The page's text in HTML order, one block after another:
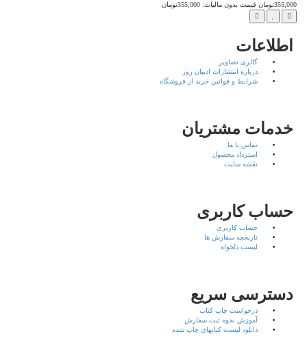
355,000تومان قیمت بدون مالیات: 355,000تومان
اطلاعات
گالری تصاویر
درباره انتشارات ادیبان روز
شرایط و قوانین خرید از فروشگاه
خدمات مشتریان
تماس با ما
استرداد محصول
نقشه سایت
حساب کاربری
حساب کاربری
تاریخچه سفارش ها
لیست دلخواه
دسترسی سریع
درخواست چاپ کتاب
آموزش نحوه ثبت سفارش
دانلود لیست کتابهای چاپ شده